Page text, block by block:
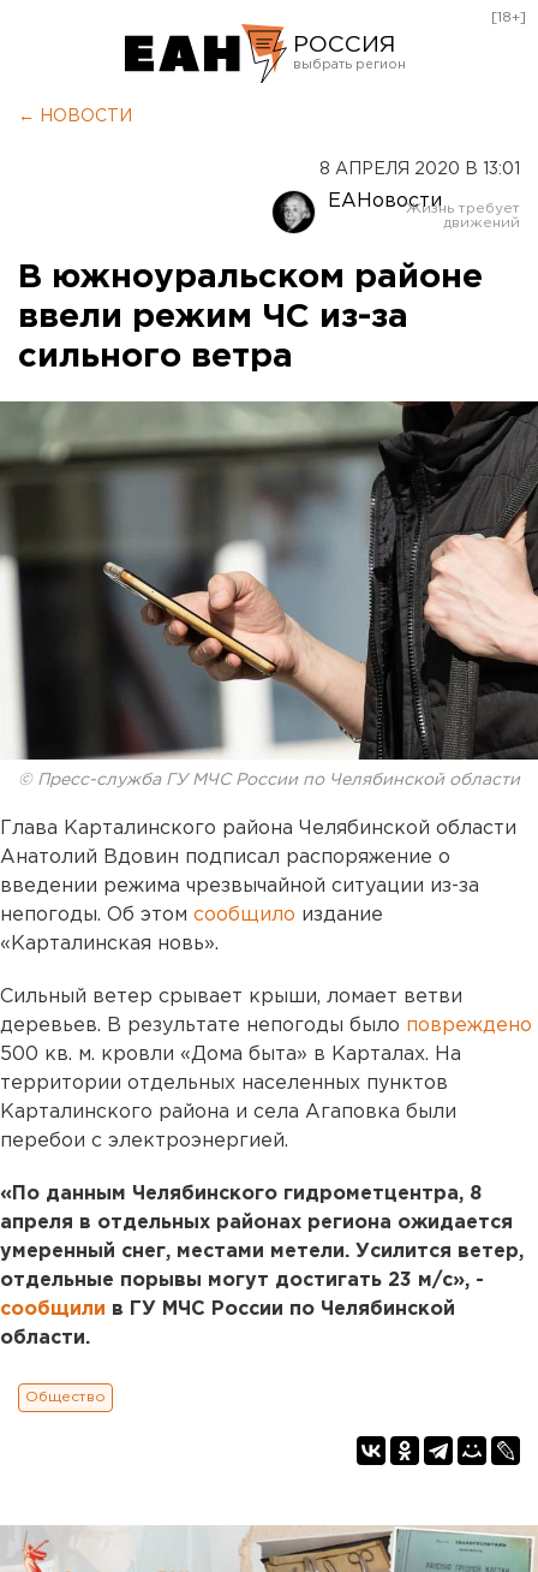
РОССИЯ
Оренбург
[18+]
← НОВОСТИ
8 АПРЕЛЯ 2020 В 13:01
ЕАНовости
В южноуральском районе
ввели режим ЧС из-за
сильного ветра
© Пресс-служба ГУ МЧС России по Челябинской области
Глава Карталинского района Челябинской области
Анатолий Вдовин подписал распоряжение о
введении режима чрезвычайной ситуации из-за
непогоды. Об этом сообщило издание
«Карталинская новь».
Сильный ветер срывает крыши, ломает ветви
деревьев. В результате непогоды было повреждено
500 кв. м. кровли «Дома быта» в Карталах. На
территории отдельных населенных пунктов
Карталинского района и села Агаповка были
перебои с электроэнергией.
«По данным Челябинского гидрометцентра, 8
апреля в отдельных районах региона ожидается
умеренный снег, местами метели. Усилится ветер,
отдельные порывы могут достигать 23 м/с», -
сообщили в ГУ МЧС России по Челябинской
области.
Общество